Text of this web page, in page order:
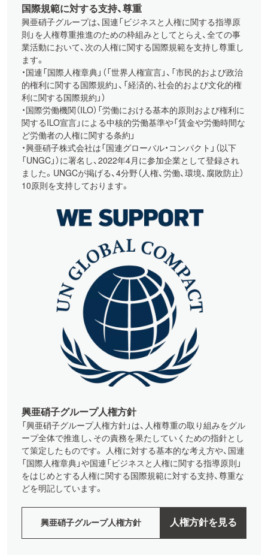
国際規範に対する支持、尊重
興亜硝子グループは、国連「ビジネスと人権に関する指導原
則」を人権尊重推進のための枠組みとしてとらえ、全ての事
業活動において、次の人権に関する国際規範を支持し尊重し
ます。
・国連「国際人権章典」（「世界人権宣言」、「市民的および政治
的権利に関する国際規約」、「経済的、社会的および文化的権
利に関する国際規約」）
・国際労働機関（ILO）「労働における基本的原則および権利に
関するILO宣言」による中核的労働基準や「賃金や労働時間な
ど労働者の人権に関する条約」
・興亜硝子株式会社は「国連グローバル・コンパクト」（以下
「UNGC」）に署名し、2022年4月に参加企業として登録され
ました。UNGCが掲げる、4分野（人権、労働、環境、腐敗防止）
10原則を支持しております。
興亜硝子グループ人権方針
「興亜硝子グループ人権方針」は、人権尊重の取り組みをグル
ープ全体で推進し、その責務を果たしていくための指針とし
て策定したものです。 人権に対する基本的な考え方や、国連
「国際人権章典」や国連「ビジネスと人権に関する指導原則」
をはじめとする人権に関する国際規範に対する支持、尊重な
どを明記しています。
興亜硝子グループ人権方針 人権方針を見る